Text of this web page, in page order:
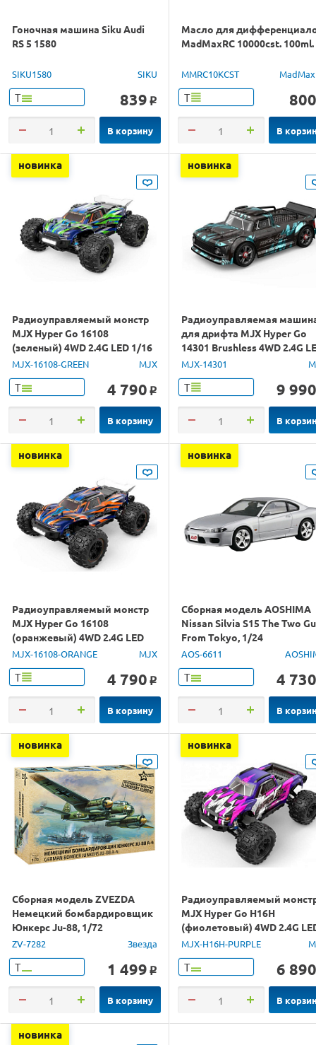
Гоночная машина Siku Audi
RS 5 1580
SIKU1580 SIKU
Т 839 o
В корзину
Масло для
MadMaxRC 10000cst. 100ml.
MMRC10KCST
Т 800
В
новинка
Радиоуправляемый монстр
MJX Hyper Go 16108
(зеленый) 4WD 2.4G LED 1/16
RTR
MJX-16108-GREEN MJX
Т 4 790 o
В корзину
новинка
Радиоуправляемая
для дрифта MJX Hyper Go
14301 Brushless 4WD 2.4G
1/14 RTR
MJX-14301
Т 9 990
В
новинка
Радиоуправляемый монстр
MJX Hyper Go 16108
(оранжевый) 4WD 2.4G LED
1/16 RTR
MJX-16108-ORANGE MJX
Т 4 790 o
В корзину
новинка
Сборная модель AOSHIMA
Nissan Silvia S15 The Two
From Tokyo, 1/24
AOS-6611
Т 4 730
В
новинка
Сборная модель ZVEZDA
Немецкий бомбардировщик
Юнкерс Ju-88, 1/72
ZV-7282 Звезда
Т 1 499 o
В корзину
новинка
Радиоуправляемый
MJX Hyper Go H16H
(фиолетовый) 4WD 2.4G
GPS 1/16 RTR
MJX-H16H-PURPLE
Т 6 890
В
новинка